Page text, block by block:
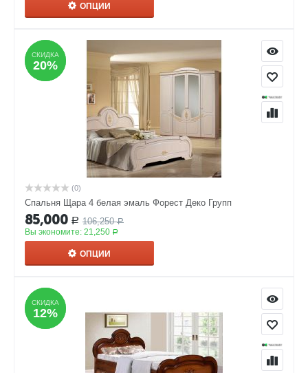
ОПЦИИ
СКИДКА
20%
СКИДКА
20%
(0)
Спальня Щара 4 белая эмаль Форест Деко Групп
85,000 Р 106,250 Р
Вы экономите: 21,250 Р
ОПЦИИ
СКИДКА
12%
СКИДКА
12%